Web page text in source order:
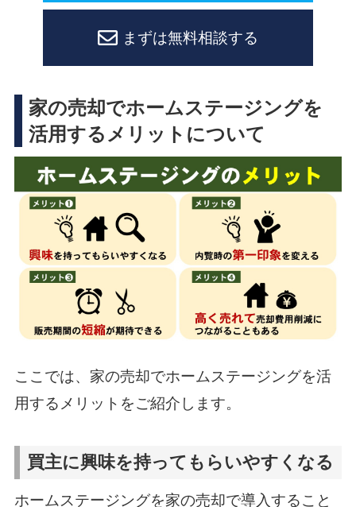
まずは無料相談する
家の売却でホームステージングを
活用するメリットについて
ここでは、家の売却でホームステージングを活
用するメリットをご紹介します。
買主に興味を持ってもらいやすくなる
ホームステージングを家の売却で導入すること